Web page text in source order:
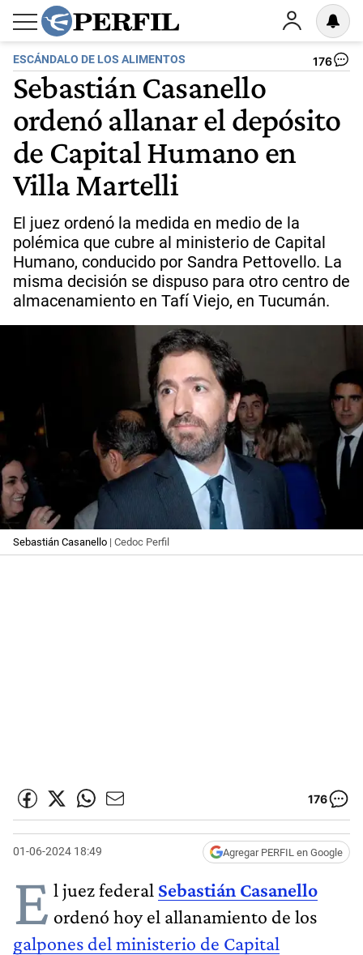
ESCÁNDALO DE LOS ALIMENTOS 176
Sebastián Casanello
ordenó allanar el depósito
de Capital Humano en
Villa Martelli
El juez ordenó la medida en medio de la
polémica que cubre al ministerio de Capital
Humano, conducido por Sandra Pettovello. La
misma decisión se dispuso para otro centro de
almacenamiento en Tafí Viejo, en Tucumán.
Sebastián Casanello | Cedoc Perfil
176
01-06-2024 18:49 Agregar PERFIL en Google
E l juez federal Sebastián Casanello
ordenó hoy el allanamiento de los
galpones del ministerio de Capital